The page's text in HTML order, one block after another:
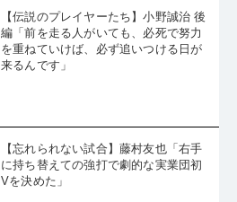
【伝説のプレイヤーたち】小野誠治 後
編「前を走る人がいても、必死で努力
を重ねていけば、必ず追いつける日が
来るんです」
【忘れられない試合】藤村友也「右手
に持ち替えての強打で劇的な実業団初
Vを決めた」